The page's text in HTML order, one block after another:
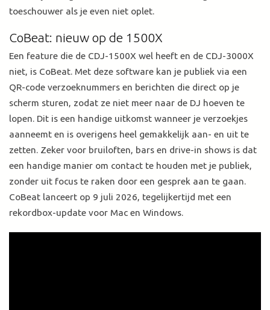
toeschouwer als je even niet oplet.
CoBeat: nieuw op de 1500X
Een feature die de CDJ-1500X wel heeft en de CDJ-3000X
niet, is CoBeat. Met deze software kan je publiek via een
QR-code verzoeknummers en berichten die direct op je
scherm sturen, zodat ze niet meer naar de DJ hoeven te
lopen. Dit is een handige uitkomst wanneer je verzoekjes
aanneemt en is overigens heel gemakkelijk aan- en uit te
zetten. Zeker voor bruiloften, bars en drive-in shows is dat
een handige manier om contact te houden met je publiek,
zonder uit focus te raken door een gesprek aan te gaan.
CoBeat lanceert op 9 juli 2026, tegelijkertijd met een
rekordbox-update voor Mac en Windows.